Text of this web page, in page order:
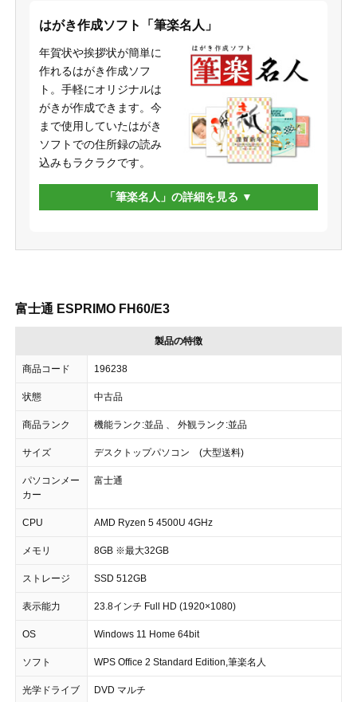
はがき作成ソフト「筆楽名人」
年賀状や挨拶状が簡単に
作れるはがき作成ソフ
ト。手軽にオリジナルは
がきが作成できます。今
まで使用していたはがき
ソフトでの住所録の読み
込みもラクラクです。
「筆楽名人」の詳細を見る
富士通 ESPRIMO FH60/E3
製品の特徴
商品コード 196238
状態 中古品
商品ランク 機能ランク:並品 、 外観ランク:並品
サイズ デスクトップパソコン (大型送料)
パソコンメー
カー
富士通
CPU AMD Ryzen 5 4500U 4GHz
メモリ 8GB ※最大32GB
ストレージ SSD 512GB
表示能力 23.8インチ Full HD (1920×1080)
OS Windows 11 Home 64bit
ソフト WPS Office 2 Standard Edition,筆楽名人
光学ドライブ DVD マルチ